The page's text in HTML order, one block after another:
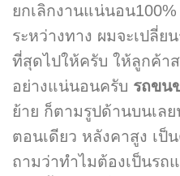
ยกเลิกงานแน่นอน
ระหว่างทาง ผมจะเปลี่
ที่สุดไปให้ครับ ให้ลูกค้า
อย่างแน่นอนครับ รถขน
ย้าย ก็ตามรูปด้านบนเล
ตอนเดียว หลังคาสูง เป็
ถามว่าทำไมต้องเป็นรถ